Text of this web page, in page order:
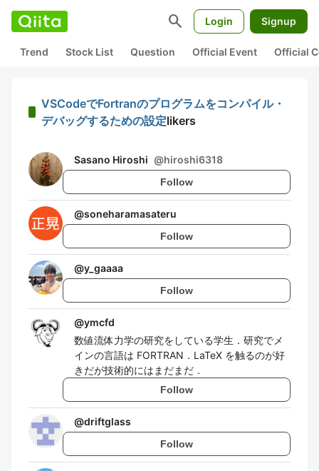
search Login Signup
Trend Stock List Question Official Event Official
VSCodeでFortranのプログラムをコンパイル・
デバッグするための設定likers
Sasano Hiroshi @hiroshi6318
Follow
@soneharamasateru
Follow
@y_gaaaa
Follow
@ymcfd
数値流体力学の研究をしている学生．研究でメ
インの言語は FORTRAN．LaTeX を触るのが好
きだが技術的にはまだまだ．
Follow
@driftglass
Follow